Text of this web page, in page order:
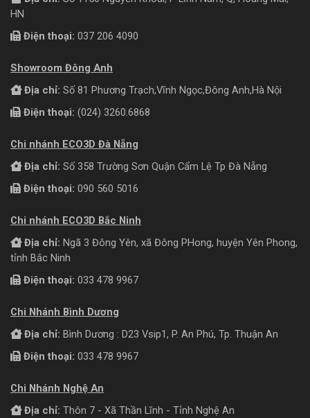
HN
Điện thoại: 037 206 4090
Showroom Đông Anh
Địa chỉ: Số 81 Phương Trạch,Vĩnh Ngọc,Đông Anh,Hà Nội
Điện thoại: (024) 3260.6868
Chi nhánh ECO3D Đà Nẵng
Địa chỉ: Số 358 Trường Sơn Quận Cẩm Lệ Tp Đà Nẵng
Điện thoại: 090 560 5016
Chi nhánh ECO3D Bắc Ninh
Địa chỉ: Ngã 3 Đông Yên, xã Đông PHong, huyện Yên Phong,
tỉnh Bắc Ninh
Điện thoại: 033 478 9967
Chi Nhánh Bình Dương
Địa chỉ: Bình Dương : D23 Vsip1, P. An Phú, Tp. Thuận An
Điện thoại: 033 478 9967
Chi Nhánh Nghệ An
Địa chỉ: Thôn 7 - Xã Thần Lĩnh - Tỉnh Nghệ An